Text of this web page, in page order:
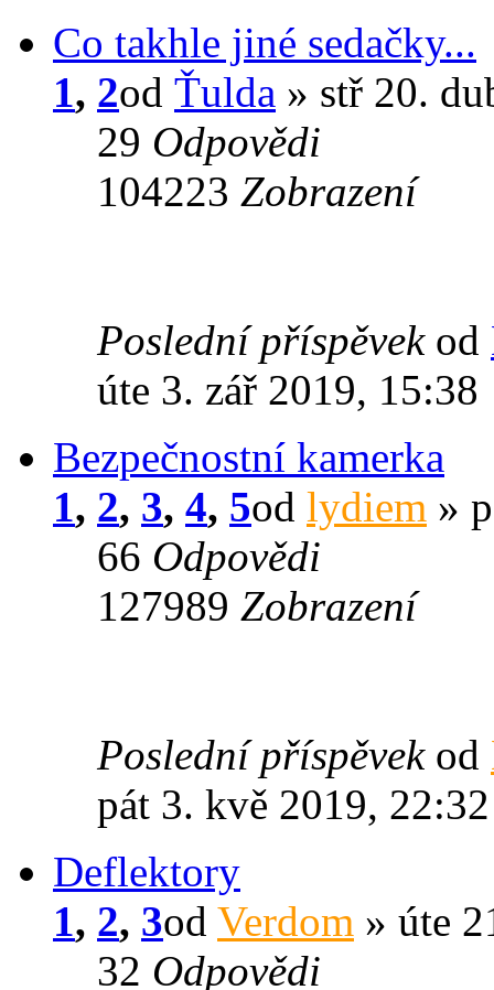
Co takhle jiné sedačky...
1, 2od Ťulda » stř 20.
29 Odpovědi
104223 Zobrazení
Poslední příspěvek od
úte 3. zář 2019, 15:38
Bezpečnostní kamerka
1, 2, 3, 4, 5od lydiem »
66 Odpovědi
127989 Zobrazení
Poslední příspěvek od
pát 3. kvě 2019, 22:32
Deflektory
1, 2, 3od Verdom » úte
32 Odpovědi